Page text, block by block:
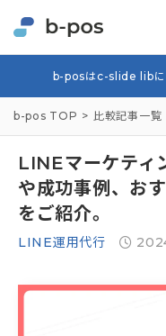
b-posはc-slide libに
b-pos TOP 比較記事一覧
LINEマーケティ
や成功事例、お
をご紹介。
LINE運用代行 